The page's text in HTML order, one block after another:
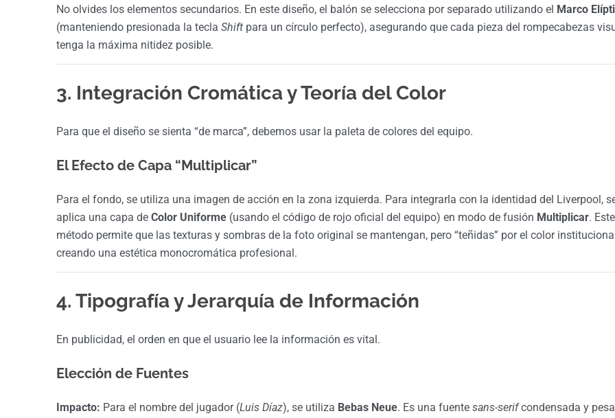
No olvides los elementos secundarios. En este diseño, el balón se selecciona por separado utilizando el Marco
(manteniendo presionada la tecla Shift para un círculo perfecto), asegurando que cada pieza del rompecabezas
tenga la máxima nitidez posible.
3. Integración Cromática y Teoría del Color
Para que el diseño se sienta “de marca”, debemos usar la paleta de colores del equipo.
El Efecto de Capa “Multiplicar”
Para el fondo, se utiliza una imagen de acción en la zona izquierda. Para integrarla con la identidad del Liverpool,
aplica una capa de Color Uniforme (usando el código de rojo oficial del equipo) en modo de fusión Multiplicar. Este
método permite que las texturas y sombras de la foto original se mantengan, pero “teñidas” por el color
creando una estética monocromática profesional.
4. Tipografía y Jerarquía de Información
En publicidad, el orden en que el usuario lee la información es vital.
Elección de Fuentes
Impacto: Para el nombre del jugador (Luis Díaz), se utiliza Bebas Neue. Es una fuente sans-serifcondensada y